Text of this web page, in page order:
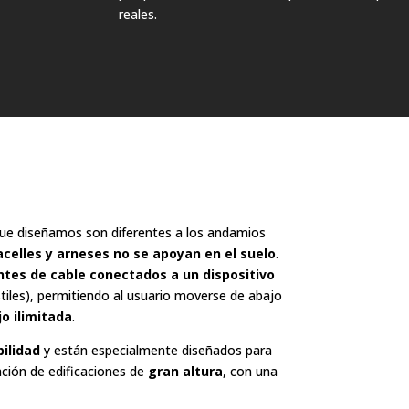
reales.
diseñamos son diferentes a los andamios
y arneses no se apoyan en el suelo.
de cable conectados a un dispositivo
permitiendo al usuario moverse de abajo
ilimitada.
y están especialmente diseñados para
de edificaciones de gran altura, con una